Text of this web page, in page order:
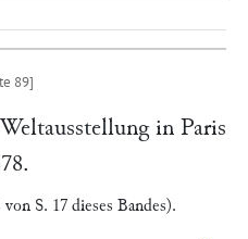
in Paris
S. 17 dieses Bandes).